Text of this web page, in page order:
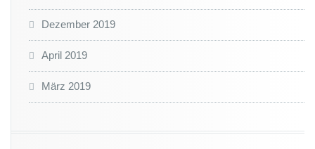
Dezember 2019
April 2019
März 2019